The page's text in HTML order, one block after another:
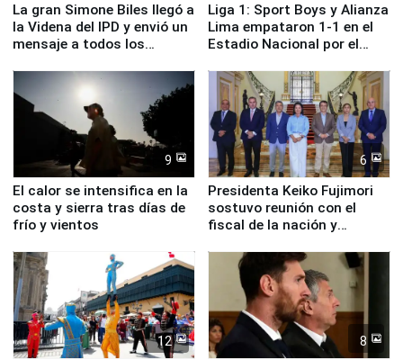
La gran Simone Biles llegó a
la Videna del IPD y envió un
mensaje a todos los
Liga 1: Sport Boys y Alianza
Lima empataron 1-1 en el
Estadio Nacional por el
9
El calor se intensifica en la
costa y sierra tras días de
frío y vientos
6
Presidenta Keiko Fujimori
sostuvo reunión con el
fiscal de la nación y
12 8